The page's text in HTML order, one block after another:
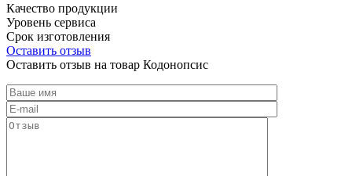
Качество продукции
Уровень сервиса
Срок изготовления
Оставить отзыв
Оставить отзыв на товар Кодонопсис